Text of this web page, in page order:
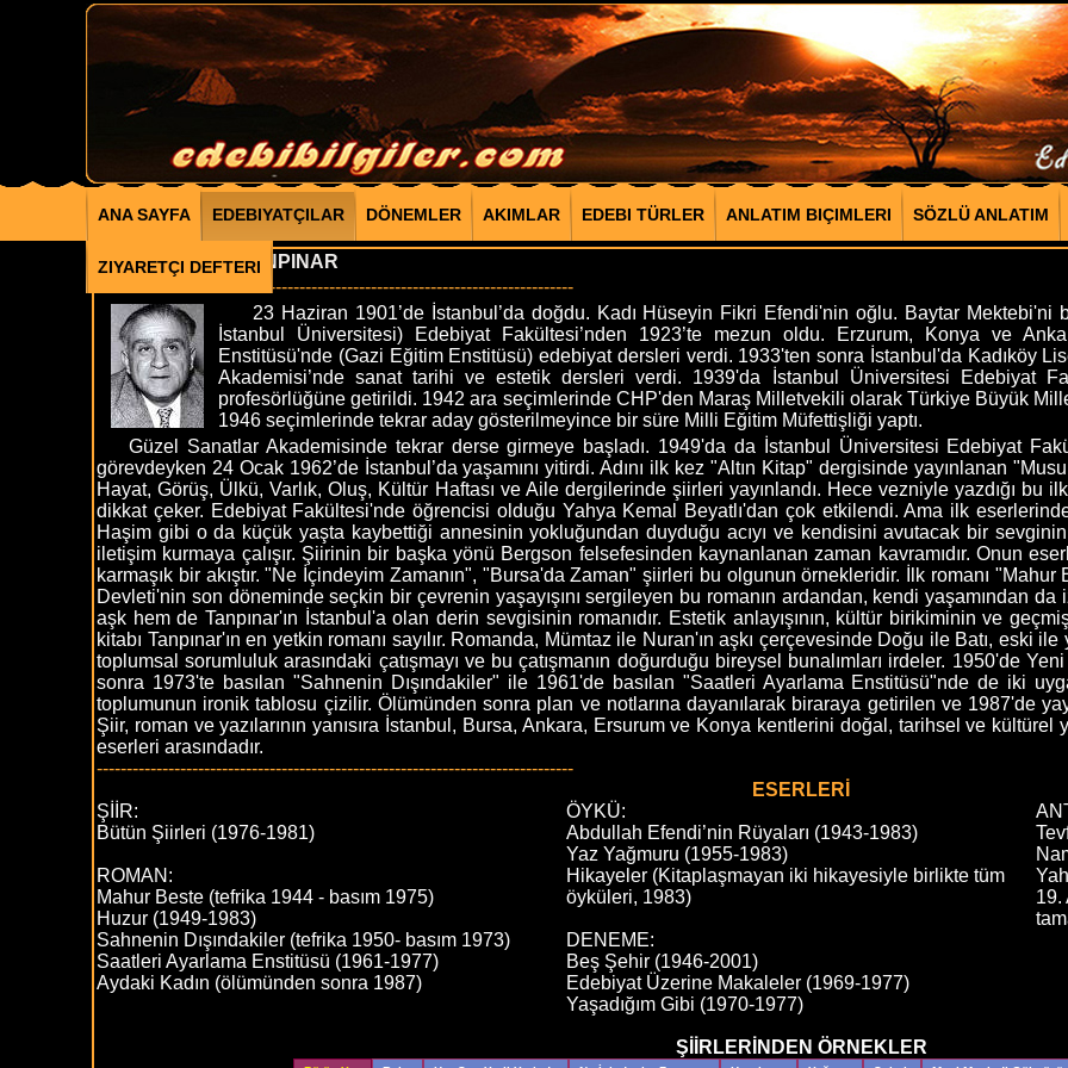
ANA SAYFA EDEBIYATÇILAR DÖNEMLER AKIMLAR EDEBI TÜRLER ANLATIM BIÇIMLERI SÖZLÜ ANLATIM
ZIYARETÇI DEFTERI
AHMET HAMDİ TANPINAR
--------------------------------------------------------------------------------
23 Haziran 1901’de İstanbul’da doğdu. Kadı Hüseyin Fikri Efendi'nin oğlu. Baytar Mektebi'ni
İstanbul Üniversitesi) Edebiyat Fakültesi’nden 1923’te mezun oldu. Erzurum, Konya ve
Enstitüsü'nde (Gazi Eğitim Enstitüsü) edebiyat dersleri verdi. 1933'ten sonra İstanbul'da Kadıköy
Akademisi’nde sanat tarihi ve estetik dersleri verdi. 1939'da İstanbul Üniversitesi Edebiyat
profesörlüğüne getirildi. 1942 ara seçimlerinde CHP'den Maraş Milletvekili olarak Türkiye Büyük
1946 seçimlerinde tekrar aday gösterilmeyince bir süre Milli Eğitim Müfettişliği yaptı.
Güzel Sanatlar Akademisinde tekrar derse girmeye başladı. 1949'da da İstanbul Üniversitesi Edebiyat
görevdeyken 24 Ocak 1962’de İstanbul’da yaşamını yitirdi. Adını ilk kez "Altın Kitap" dergisinde yayınlanan
Hayat, Görüş, Ülkü, Varlık, Oluş, Kültür Haftası ve Aile dergilerinde şiirleri yayınlandı. Hece vezniyle yazdığı
dikkat çeker. Edebiyat Fakültesi'nde öğrencisi olduğu Yahya Kemal Beyatlı'dan çok etkilendi. Ama ilk
Haşim gibi o da küçük yaşta kaybettiği annesinin yokluğundan duyduğu acıyı ve kendisini avutacak bir
iletişim kurmaya çalışır. Şiirinin bir başka yönü Bergson felsefesinden kaynanlanan zaman kavramıdır. Onun
karmaşık bir akıştır. "Ne İçindeyim Zamanın", "Bursa'da Zaman" şiirleri bu olgunun örnekleridir. İlk romanı
Devleti'nin son döneminde seçkin bir çevrenin yaşayışını sergileyen bu romanın ardandan, kendi yaşamından da
aşk hem de Tanpınar'ın İstanbul'a olan derin sevgisinin romanıdır. Estetik anlayışının, kültür birikiminin ve
kitabı Tanpınar'ın en yetkin romanı sayılır. Romanda, Mümtaz ile Nuran'ın aşkı çerçevesinde Doğu ile Batı, eski
toplumsal sorumluluk arasındaki çatışmayı ve bu çatışmanın doğurduğu bireysel bunalımları irdeler. 1950'de
sonra 1973'te basılan "Sahnenin Dışındakiler" ile 1961'de basılan "Saatleri Ayarlama Enstitüsü"nde de iki
toplumunun ironik tablosu çizilir. Ölümünden sonra plan ve notlarına dayanılarak biraraya getirilen ve 1987'de
Şiir, roman ve yazılarının yanısıra İstanbul, Bursa, Ankara, Ersurum ve Konya kentlerini doğal, tarihsel ve kültürel
eserleri arasındadır.
--------------------------------------------------------------------------------
ESERLERİ
ŞİİR:
Bütün Şiirleri (1976-1981)
ROMAN:
Mahur Beste (tefrika 1944 - basım 1975)
Huzur (1949-1983)
Sahnenin Dışındakiler (tefrika 1950- basım 1973)
Saatleri Ayarlama Enstitüsü (1961-1977)
Aydaki Kadın (ölümünden sonra 1987)
ÖYKÜ:
Abdullah Efendi’nin Rüyaları (1943-1983)
Yaz Yağmuru (1955-1983)
Hikayeler (Kitaplaşmayan iki hikayesiyle birlikte tüm
öyküleri, 1983)
DENEME:
Beş Şehir (1946-2001)
Edebiyat Üzerine Makaleler (1969-1977)
Yaşadığım Gibi (1970-1977)
19.
ŞİİRLERİNDEN ÖRNEKLER